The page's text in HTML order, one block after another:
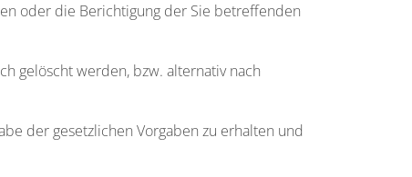
oder die Berichtigung der Sie betreffenden
gelöscht werden, bzw. alternativ nach
der gesetzlichen Vorgaben zu erhalten und